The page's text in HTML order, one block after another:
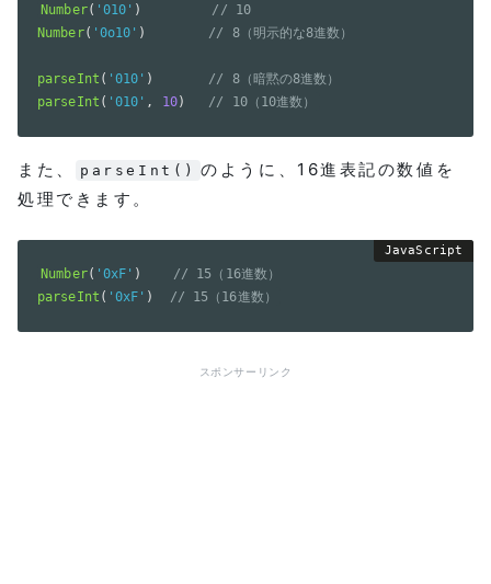
Number( '010' )
// 10
Number( '0o10' ) // 8（明示的な8進数）
parseInt ( '010' )
// 8（暗黙の8進数）
parseInt ( '010' , 10) // 10（10進数）
また、 parseInt()
のように、16進表記の数値を
処理できます。
Number( '0xF' )
// 15（16進数）
parseInt ( '0xF' ) // 15（16進数）
スポンサーリンク